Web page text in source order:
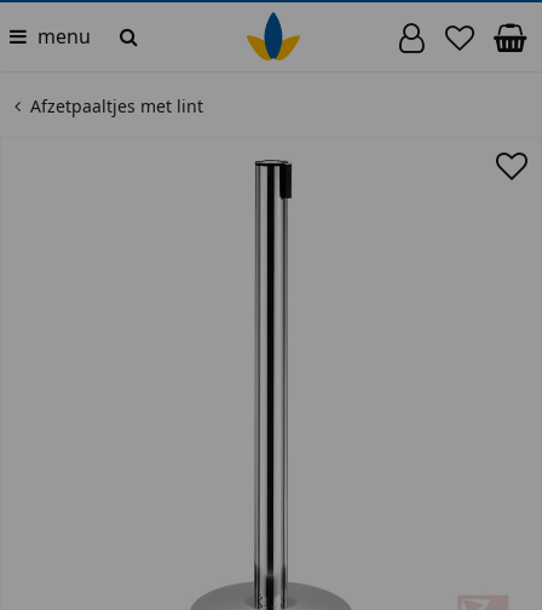
menu
Afzetpaaltjes met lint